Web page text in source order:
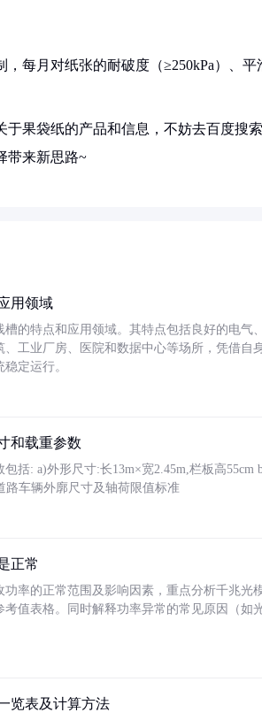
每月对纸张的耐破度（≥250kPa）、
于果袋纸的产品和信息，不妨去百度搜
带来新思路~
用领域
的特点和应用领域。其特点包括良好的电气
、工业厂房、医院和数据中心等场所，凭借自
定运行。
和载重参数
括: a)外形尺寸:长13m×宽2.45m,栏板高55cm
路车辆外廓尺寸及轴荷限值标准
正常
率的正常范围及影响因素，重点分析千兆光
考值表格。同时解释功率异常的常见原因（如
览表及计算方法